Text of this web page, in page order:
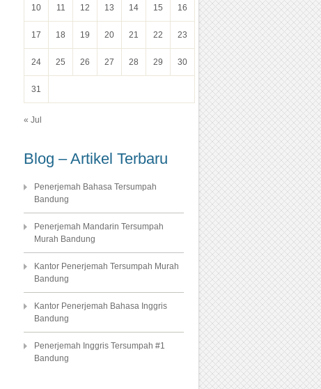
10 11 12 13 14 15 16
17 18 19 20 21 22 23
24 25 26 27 28 29 30
31
« Jul
Blog – Artikel Terbaru
Penerjemah Bahasa Tersumpah
Bandung
Penerjemah Mandarin Tersumpah
Murah Bandung
Kantor Penerjemah Tersumpah Murah
Bandung
Kantor Penerjemah Bahasa Inggris
Bandung
Penerjemah Inggris Tersumpah #1
Bandung